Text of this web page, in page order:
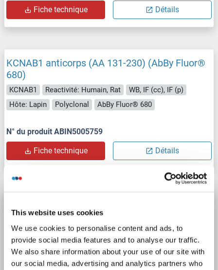
This website uses cookies
We use cookies to personalise content and ads, to
provide social media features and to analyse our traffic.
We also share information about your use of our site with
our social media, advertising and analytics partners who
Fiche technique Détails
KCNAB1 anticorps (AA 131-230) (AbBy Fluor®
680)
KCNAB1 Reactivité: Humain, Rat
WB, IF (cc), IF (p)
Hôte: Lapin
Polyclonal AbBy Fluor® 680
N° du produit ABIN5005759
Fiche technique Détails
Hôte: Lapin
Polyclonal FITC
N° du produit ABIN1400204